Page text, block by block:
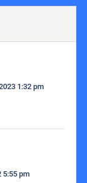
1:32 pm
5:55 pm